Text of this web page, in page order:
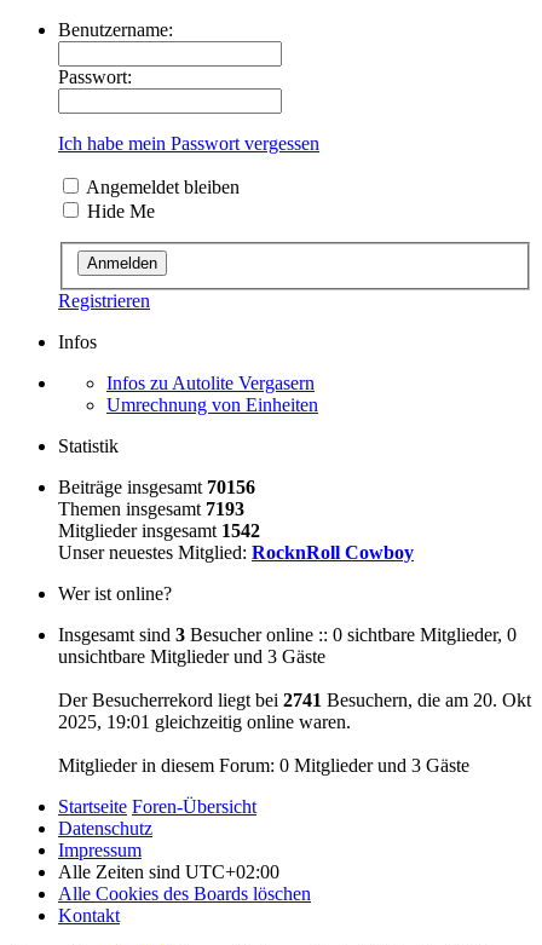
Benutzername:
Passwort:
Ich habe mein Passwort vergessen
Angemeldet bleiben
Hide Me
Registrieren
Infos
Infos zu Autolite Vergasern
Umrechnung von Einheiten
Statistik
Beiträge insgesamt 70156
Themen insgesamt 7193
Mitglieder insgesamt 1542
Unser neuestes Mitglied: RocknRoll Cowboy
Wer ist online?
Insgesamt sind 3 Besucher online :: 0 sichtbare Mitglieder, 0
unsichtbare Mitglieder und 3 Gäste
Der Besucherrekord liegt bei 2741 Besuchern, die am 20. Okt
2025, 19:01 gleichzeitig online waren.
Mitglieder in diesem Forum: 0 Mitglieder und 3 Gäste
Startseite Foren-Übersicht
Datenschutz
Impressum
Alle Zeiten sind UTC+02:00
Alle Cookies des Boards löschen
Kontakt